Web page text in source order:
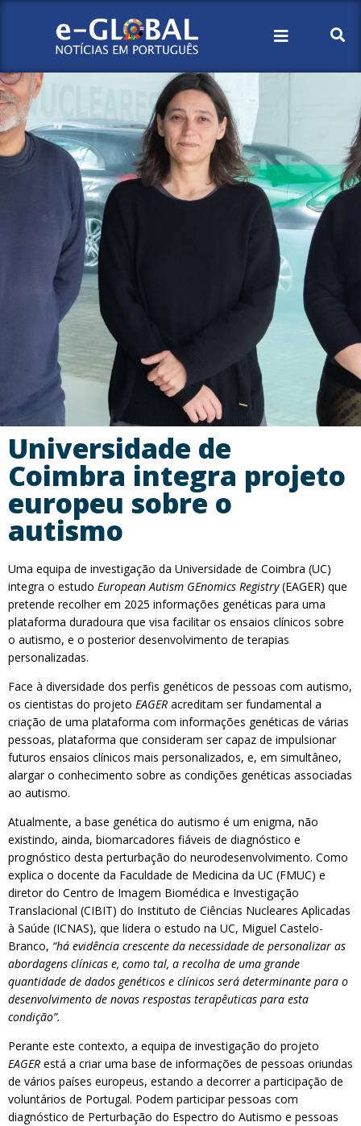
Universidade de
Coimbra integra projeto
europeu sobre o
autismo
Uma equipa de investigação da Universidade de Coimbra (UC)
integra o estudo European Autism GEnomics Registry(EAGER) que
pretende recolher em 2025 informações genéticas para uma
plataforma duradoura que visa facilitar os ensaios clínicos sobre
o autismo, e o posterior desenvolvimento de terapias
personalizadas.
Face à diversidade dos perfis genéticos de pessoas com autismo,
os cientistas do projeto EAGER acreditam ser fundamental a
criação de uma plataforma com informações genéticas de várias
pessoas, plataforma que consideram ser capaz de impulsionar
futuros ensaios clínicos mais personalizados, e, em simultâneo,
alargar o conhecimento sobre as condições genéticas associadas
ao autismo.
Atualmente, a base genética do autismo é um enigma, não
existindo, ainda, biomarcadores fiáveis de diagnóstico e
prognóstico desta perturbação do neurodesenvolvimento. Como
explica o docente da Faculdade de Medicina da UC (FMUC) e
diretor do Centro de Imagem Biomédica e Investigação
Translacional (CIBIT) do Instituto de Ciências Nucleares Aplicadas
à Saúde (ICNAS), que lidera o estudo na UC, Miguel Castelo-
Branco, “há evidência crescente da necessidade de personalizar as
abordagens clínicas e, como tal, a recolha de uma grande
quantidade de dados genéticos e clínicos será determinante para o
desenvolvimento de novas respostas terapêuticas para esta
condição”.
Perante este contexto, a equipa de investigação do projeto
EAGER está a criar uma base de informações de pessoas oriundas
de vários países europeus, estando a decorrer a participação de
voluntários de Portugal. Podem participar pessoas com
diagnóstico de Perturbação do Espectro do Autismo e pessoas